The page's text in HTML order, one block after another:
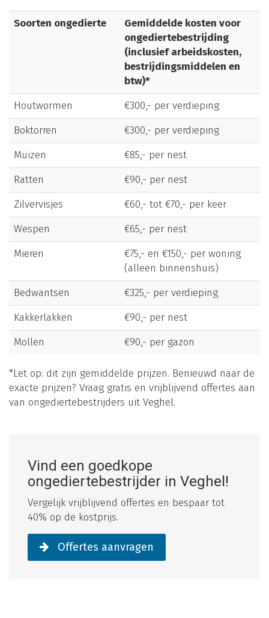
Soorten ongedierte
Gemiddelde kosten voor
ongediertebestrijding
(inclusief arbeidskosten,
bestrijdingsmiddelen en
btw)*
Houtwormen
€300,- per verdieping
Boktorren
€300,- per verdieping
Muizen
€85,- per nest
Ratten
€90,- per nest
Zilvervisjes
€60,- tot €70,- per keer
Wespen
€65,- per nest
Mieren
€75,- en €150,- per woning
(alleen binnenshuis)
Bedwantsen
€325,- per verdieping
Kakkerlakken
€90,- per nest
Mollen
€90,- per gazon
*Let op: dit zijn gemiddelde prijzen. Benieuwd naar de
exacte prijzen? Vraag gratis en vrijblijvend offertes aan
van ongediertebestrijders uit Veghel.
Vind een goedkope
ongediertebestrijder in Veghel!
Vergelijk vrijblijvend offertes en bespaar tot
40% op de kostprijs.
Offertes aanvragen